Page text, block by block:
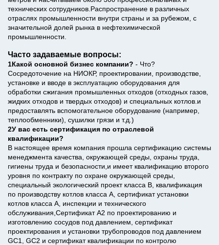
технических сотрудников.Распространение в различных
отраслях промышленности внутри страны и за рубежом, с
значительной долей рынка в нефтехимической
промышленности.
Часто задаваемые вопросы:
1Какой основной бизнес компании? - Что?
Сосредоточение на НИОКР, проектировании, производстве,
установке и вводе в эксплуатацию оборудования для
обработки сжигания промышленных отходов (отходных газов,
жидких отходов и твердых отходов) и специальных котлов.и
предоставлять вспомогательное оборудование (например,
теплообменники), сушилки грязи и т.д.)
2У вас есть сертификация по отраслевой
квалификации?
В настоящее время компания прошла сертификацию системы
менеджмента качества, окружающей среды, охраны труда,
гигиены труда и безопасности,и имеет квалификацию второго
уровня по контракту по охране окружающей среды,
специальный экологический проект класса B, квалификация
по производству котлов класса А, сертификат установки
котлов класса А, инспекции и технического
обслуживания,Сертификат A2 по проектированию и
изготовлению сосудов под давлением, сертификат
проектирования и установки трубопроводов под давлением
GC1, GC2 и сертификат квалификации по контролю